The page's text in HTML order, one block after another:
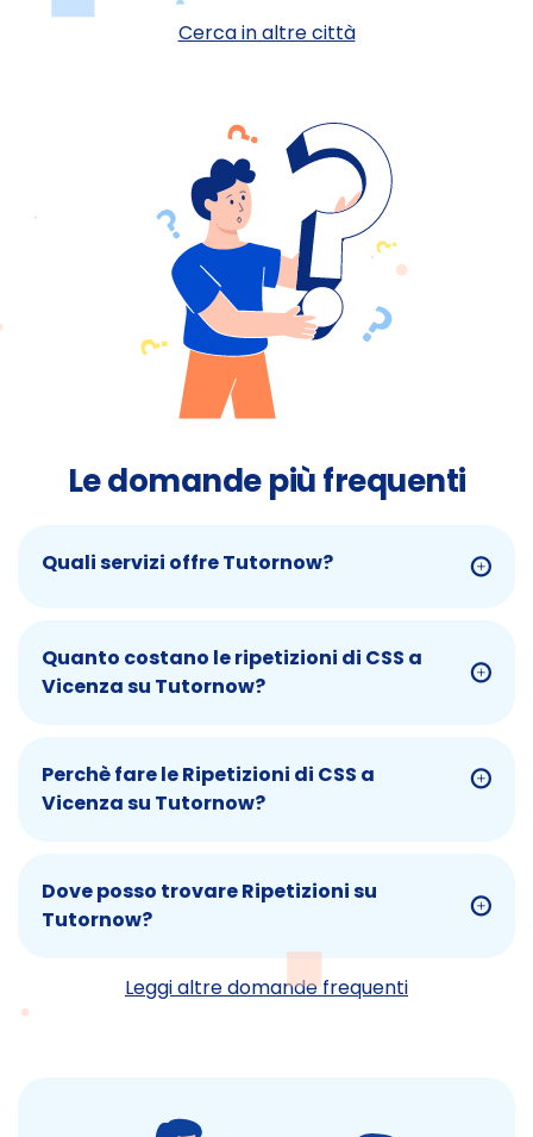
Cerca in altre città
Le domande più frequenti
Quali servizi offre Tutornow?
Quanto costano le ripetizioni di CSS a
Vicenza su Tutornow?
Perchè fare le Ripetizioni di CSS a
Vicenza su Tutornow?
Dove posso trovare Ripetizioni su
Tutornow?
Leggi altre domande frequenti